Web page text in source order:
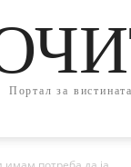
Портал за вистината